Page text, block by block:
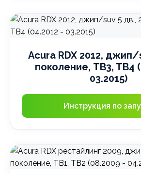
Acura RDX 2012, джип/
поколение, TB3, TB4
03.2015)
Инструкция по